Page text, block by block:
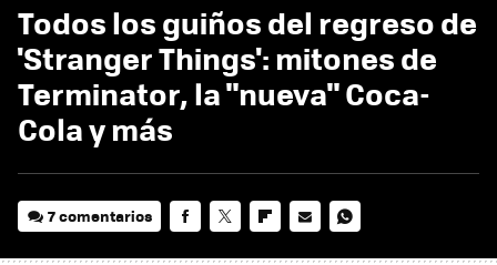
Todos los guiños del regreso de
'Stranger Things': mitones de
Terminator, la "nueva" Coca-
Cola y más
7 comentarios